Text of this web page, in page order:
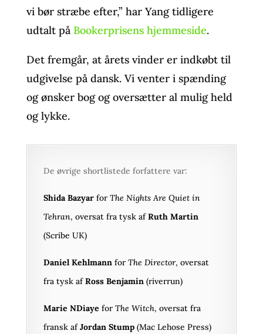
vi bør stræbe efter,” har Yang tidligere
udtalt på Bookerprisens hjemmeside.
Det fremgår, at årets vinder er indkøbt til
udgivelse på dansk. Vi venter i spænding
og ønsker bog og oversætter al mulig held
og lykke.
De øvrige shortlistede forfattere var:
Shida BazyarforThe Nights Are Quiet in
Tehran, oversat fra tysk afRuth Martin
(Scribe UK)
Daniel Kehlmann forThe Director, oversat
fra tysk afRoss Benjamin (riverrun)
Marie NDiaye forThe Witch, oversat fra
fransk afJordan Stump(Mac Lehose Press)